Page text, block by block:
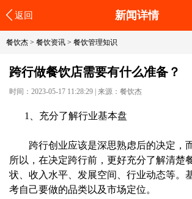
返回 新闻详情
餐饮杰 > 餐饮资讯 > 餐饮管理知识
跨行做餐饮店需要有什么准备？
时间：2023-05-17 11:28:29 来源：餐饮杰
1、充分了解行业基本盘
跨行创业应该是深思熟虑后的决定，而
所以，在决定跨行前，更好充分了解清楚
状、收入水平、发展空间、行业动态等。
考自己要做的品类以及市场定位。